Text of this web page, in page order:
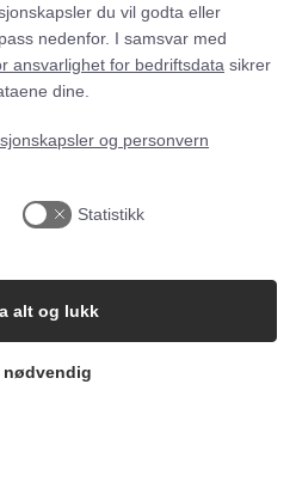
08 JUNI 2026
6
bedrifter i
rask endring. Hvor
du vil godta eller
nedenfor. I samsvar med
ansvarlighet for bedriftsdata sikrer
dine.
og personvern
Statistikk
nødvendig
alt og lukk